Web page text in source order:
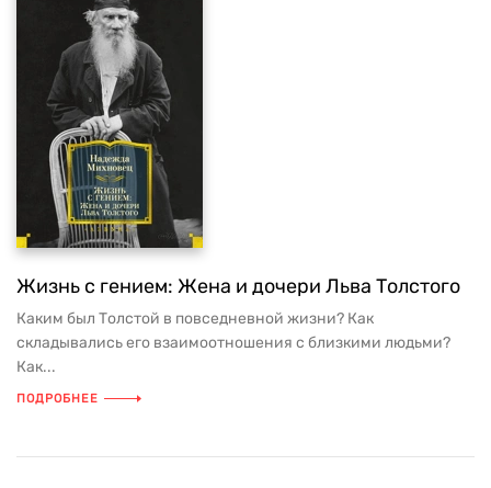
Жизнь с гением: Жена и дочери Льва Толстого
Каким был Толстой в повседневной жизни? Как
складывались его взаимоотношения с близкими людьми?
Как...
ПОДРОБНЕЕ